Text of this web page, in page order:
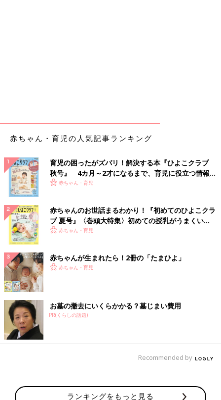
赤ちゃん・育児の人気記事ランキング
育児の困ったがズバリ！解決する本『ひよこクラブ
秋号』 4カ月～2才になるまで、育児に役立つ情報が
いっぱい！
赤ちゃん・育児
赤ちゃんのお世話まるわかり！『初めてのひよこクラ
ブ 夏号』〈巻頭大特集〉初めての授乳がうまくい
く！ おっぱい・ミルクの基本と夏のトラブル 解決テ
赤ちゃん・育児
赤ちゃんが生まれたら！2冊の「たまひよ」
赤ちゃん・育児
お墓の撤去にいくらかかる？墓じまい費用
PR(くらしの話題)
Recommended by
ランキングをもっと見る